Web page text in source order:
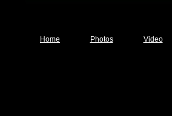
Home Photos Video